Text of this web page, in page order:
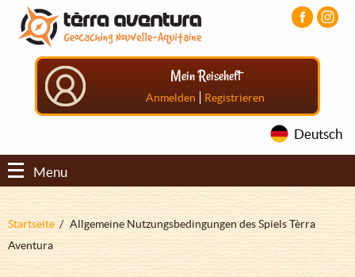
Direkt
zum
Inhalt
Aller
menu
principal
Aller
pied
Mein Reiseheft
Anmelden | Registrieren
Deutsch
Menu
Pfadnavigation
Startseite
Allgemeine Nutzungsbedingungen des Spiels Tèrra
Aventura